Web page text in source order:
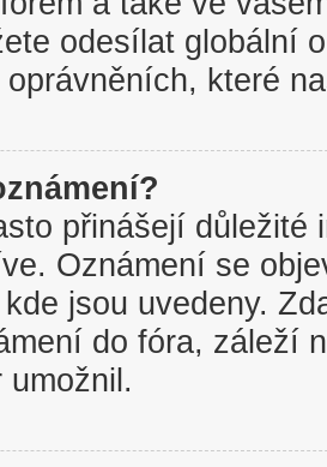
odesílat globální
které
přinášejí důležité
Oznámení se
jsou uvedeny.
do fóra, záleží
umožnil.